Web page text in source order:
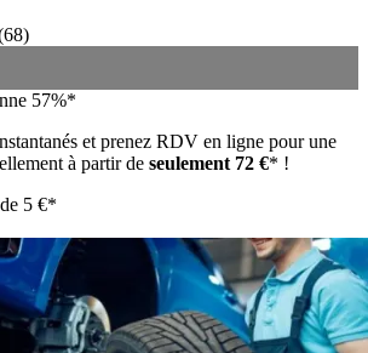
68)
57%*
et prenez RDV en ligne pour une
à partir de seulement 72 €* !
5 €*